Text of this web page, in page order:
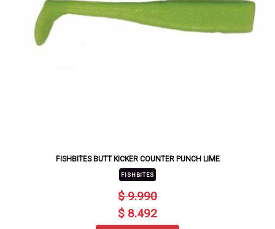
FISHBITES BUTT KICKER COUNTER PUNCH LIME
FISHBITES
$ 9.990
$ 8.492